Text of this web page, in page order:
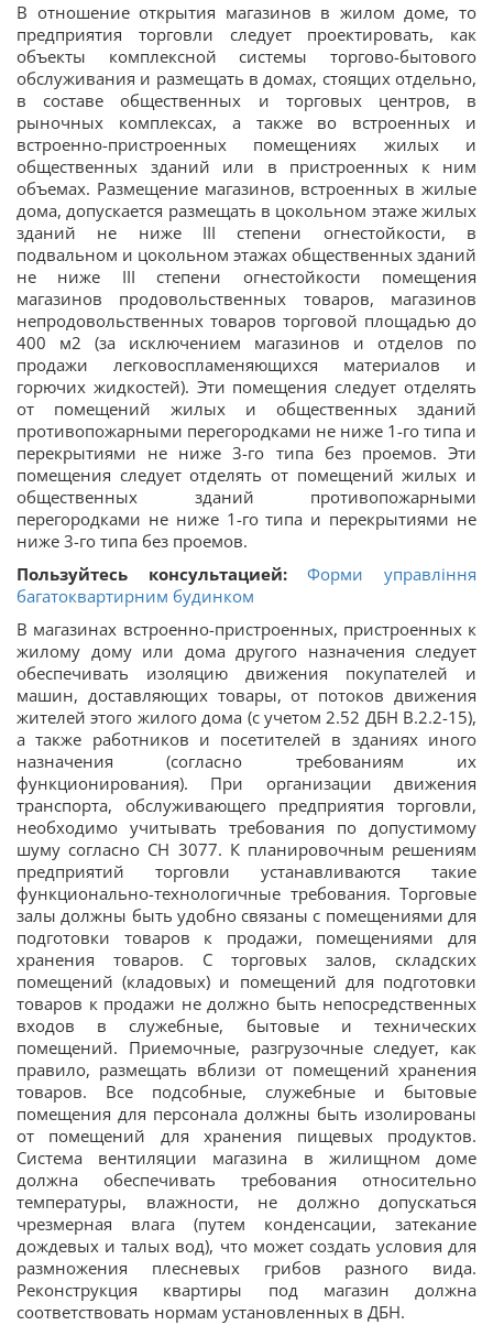
В отношение открытия магазинов в жилом доме, то
предприятия торговли следует проектировать, как
объекты комплексной системы торгово-бытового
обслуживания и размещать в домах, стоящих отдельно,
в составе общественных и торговых центров, в
рыночных комплексах, а также во встроенных и
встроенно-пристроенных помещениях жилых и
общественных зданий или в пристроенных к ним
объемах. Размещение магазинов, встроенных в жилые
дома, допускается размещать в цокольном этаже жилых
зданий не ниже III степени огнестойкости, в
подвальном и цокольном этажах общественных зданий
не ниже III степени огнестойкости помещения
магазинов продовольственных товаров, магазинов
непродовольственных товаров торговой площадью до
400 м2 (за исключением магазинов и отделов по
продажи легковоспламеняющихся материалов и
горючих жидкостей). Эти помещения следует отделять
от помещений жилых и общественных зданий
противопожарными перегородками не ниже 1-го типа и
перекрытиями не ниже 3-го типа без проемов. Эти
помещения следует отделять от помещений жилых и
общественных зданий противопожарными
перегородками не ниже 1-го типа и перекрытиями не
ниже 3-го типа без проемов.
Пользуйтесь консультацией:
Форми управління
багатоквартирним будинком
В магазинах встроенно-пристроенных, пристроенных к
жилому дому или дома другого назначения следует
обеспечивать изоляцию движения покупателей и
машин, доставляющих товары, от потоков движения
жителей этого жилого дома (с учетом 2.52 ДБН В.2.2-15),
а также работников и посетителей в зданиях иного
назначения (согласно требованиям их
функционирования). При организации движения
транспорта, обслуживающего предприятия торговли,
необходимо учитывать требования по допустимому
шуму согласно СН 3077. К планировочным решениям
предприятий торговли устанавливаются такие
функционально-технологичные требования. Торговые
залы должны быть удобно связаны с помещениями для
подготовки товаров к продажи, помещениями для
хранения товаров. С торговых залов, складских
помещений (кладовых) и помещений для подготовки
товаров к продажи не должно быть непосредственных
входов в служебные, бытовые и технических
помещений. Приемочные, разгрузочные следует, как
правило, размещать вблизи от помещений хранения
товаров. Все подсобные, служебные и бытовые
помещения для персонала должны быть изолированы
от помещений для хранения пищевых продуктов.
Система вентиляции магазина в жилищном доме
должна обеспечивать требования относительно
температуры, влажности, не должно допускаться
чрезмерная влага (путем конденсации, затекание
дождевых и талых вод), что может создать условия для
размножения плесневых грибов разного вида.
Реконструкция квартиры под магазин должна
соответствовать нормам установленных в ДБН.